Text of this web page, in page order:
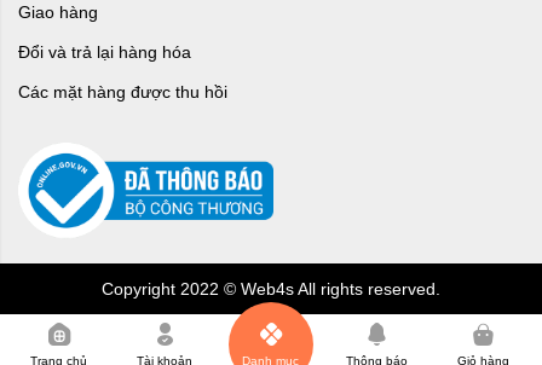
Giao hàng
Đổi và trả lại hàng hóa
Các mặt hàng được thu hồi
Copyright 2022 © Web4s All rights reserved.
Trang chủ Tài khoản Danh mục Thông báo Giỏ hàng